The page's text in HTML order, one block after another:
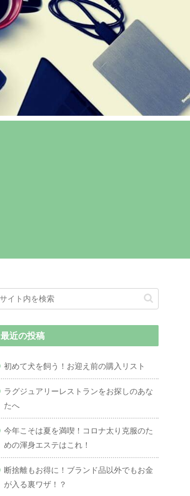
最近の投稿
初めて犬を飼う！お迎え前の購入リスト
ラグジュアリーレストランをお探しのあな
たへ
今年こそは夏を満喫！コロナ太り克服のた
めの渾身エステはこれ！
断捨離もお得に！ブランド品以外でもお金
が入る裏ワザ！？